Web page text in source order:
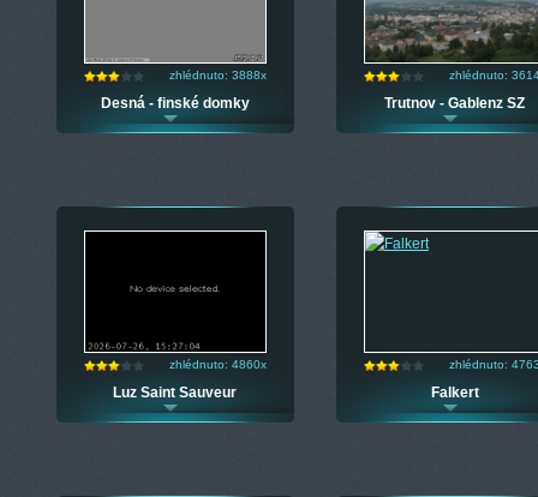
zhlédnuto: 3888x
Desná - finské domky
zhlédnuto:
Trutnov - Gablenz SZ
zhlédnuto: 4860x
Luz Saint Sauveur
zhlédnuto:
Falkert